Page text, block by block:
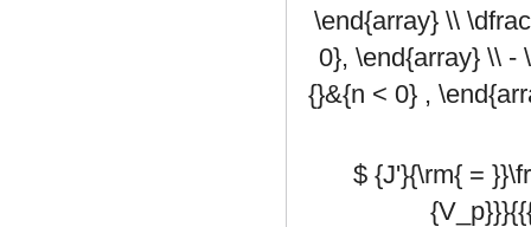
\end{array} \\
0}, \end{array} \\ -
{}&{n < 0} ,
$ {J'}{\rm{ =